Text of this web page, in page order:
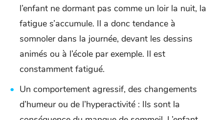
l’enfant ne dormant pas comme un loir la nuit, la
fatigue s’accumule. Il a donc tendance à
somnoler dans la journée, devant les dessins
animés ou à l’école par exemple. Il est
constamment fatigué.
Un comportement agressif, des changements
d’humeur ou de l’hyperactivité : Ils sont la